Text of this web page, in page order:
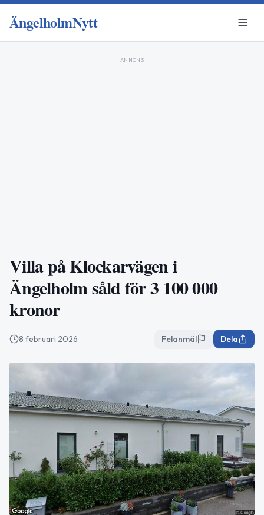
ÄngelholmNytt
ANNONS
Villa på Klockarvägen i
Ängelholm såld för 3 100 000
kronor
8 februari 2026 Felanmäl Dela